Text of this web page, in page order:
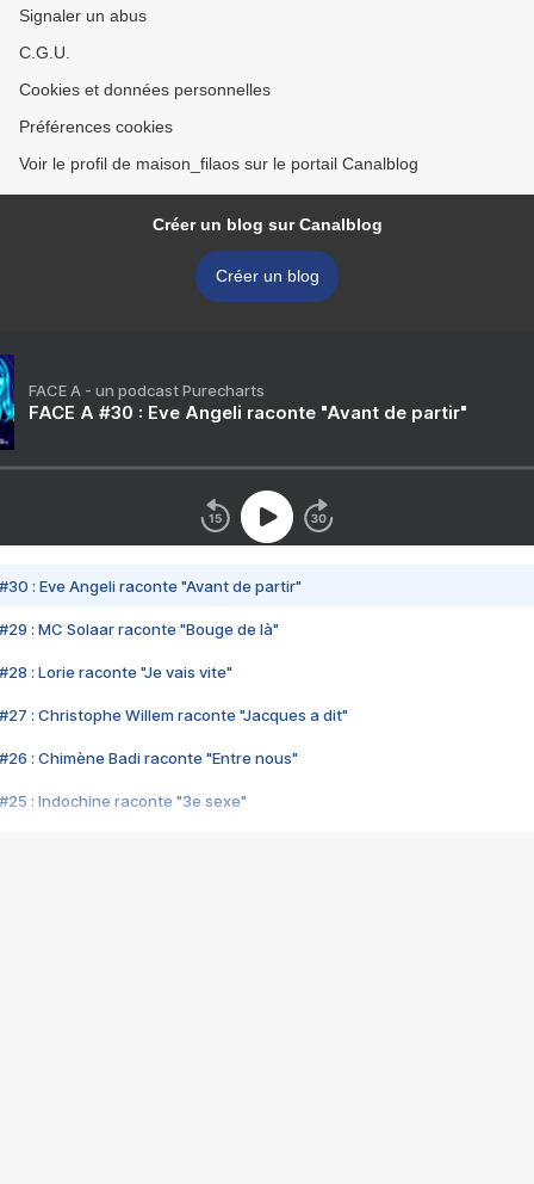
Signaler un abus
C.G.U.
Cookies et données personnelles
Préférences cookies
Voir le profil de maison_filaos sur le portail Canalblog
Créer un blog sur Canalblog
Créer un blog
FACE A - un podcast Purecharts
FACE A #30 : Eve Angeli raconte "Avant de partir"
#30 : Eve Angeli raconte "Avant de partir"
#29 : MC Solaar raconte "Bouge de là"
#28 : Lorie raconte "Je vais vite"
#27 : Christophe Willem raconte "Jacques a dit"
#26 : Chimène Badi raconte "Entre nous"
#25 : Indochine raconte "3e sexe"